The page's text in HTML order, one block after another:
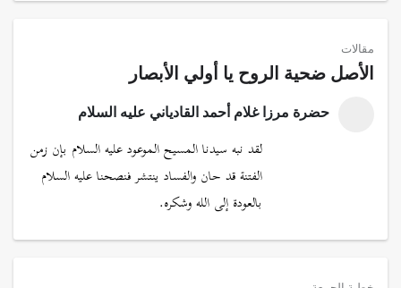
مقالات
الأصل ضحية الروح يا أولي الأبصار
حضرة مرزا غلام أحمد القادياني عليه السلام
لقد نبه سيدنا المسيح الموعود عليه السلام بإن زمن
الفتنة قد حان والفساد ينتشر فنصحنا عليه السلام
بالعودة إلى الله وشكره.